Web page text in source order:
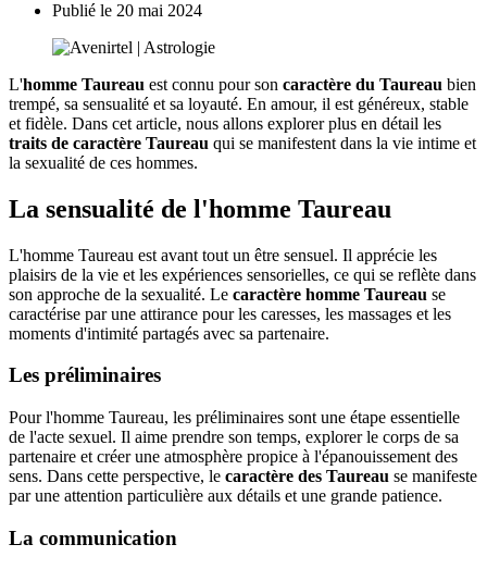
Publié le 20 mai 2024
L'homme Taureau est connu pour son caractère du Taureau bien
trempé, sa sensualité et sa loyauté. En amour, il est généreux, stable
et fidèle. Dans cet article, nous allons explorer plus en détail les
traits de caractère Taureau qui se manifestent dans la vie intime et
la sexualité de ces hommes.
La sensualité de l'homme Taureau
L'homme Taureau est avant tout un être sensuel. Il apprécie les
plaisirs de la vie et les expériences sensorielles, ce qui se reflète dans
son approche de la sexualité. Le caractère homme Taureau se
caractérise par une attirance pour les caresses, les massages et les
moments d'intimité partagés avec sa partenaire.
Les préliminaires
Pour l'homme Taureau, les préliminaires sont une étape essentielle
de l'acte sexuel. Il aime prendre son temps, explorer le corps de sa
partenaire et créer une atmosphère propice à l'épanouissement des
sens. Dans cette perspective, le caractère des Taureau se manifeste
par une attention particulière aux détails et une grande patience.
La communication